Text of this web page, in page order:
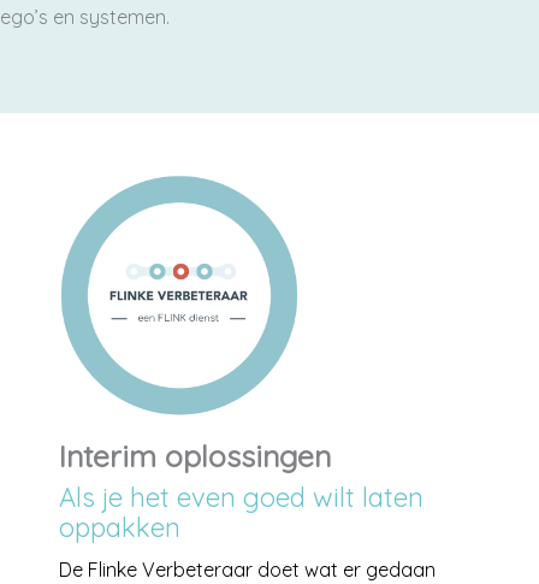
ego’s en systemen.
Interim oplossingen
Als je het even goed wilt laten
oppakken
De Flinke Verbeteraar doet wat er gedaan